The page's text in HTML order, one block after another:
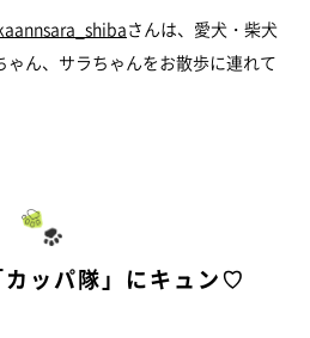
さんは、愛犬・柴犬
ん、サラちゃんをお散歩に連れて
カッパ隊」にキュン♡